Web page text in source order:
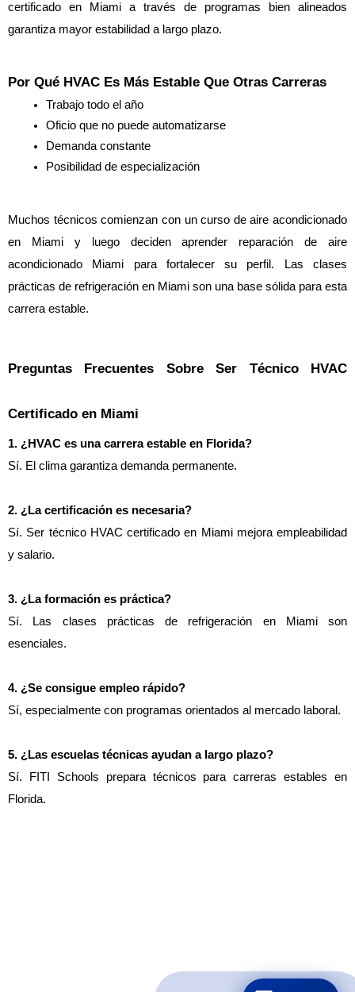
certificado en Miami a través de programas bien alineados
garantiza mayor estabilidad a largo plazo.
Por Qué HVAC Es Más Estable Que Otras Carreras
Trabajo todo el año
Oficio que no puede automatizarse
Demanda constante
Posibilidad de especialización
Muchos técnicos comienzan con un curso de aire acondicionado
en Miami y luego deciden aprender reparación de aire
acondicionado Miami para fortalecer su perfil. Las clases
prácticas de refrigeración en Miami son una base sólida para esta
carrera estable.
Preguntas Frecuentes Sobre Ser Técnico HVAC
Certificado en Miami
1. ¿HVAC es una carrera estable en Florida?
Sí. El clima garantiza demanda permanente.
2. ¿La certificación es necesaria?
Sí. Ser técnico HVAC certificado en Miami mejora empleabilidad
y salario.
3. ¿La formación es práctica?
Sí. Las clases prácticas de refrigeración en Miami son
esenciales.
4. ¿Se consigue empleo rápido?
Sí, especialmente con programas orientados al mercado laboral.
5. ¿Las escuelas técnicas ayudan a largo plazo?
Sí. FITI Schools prepara técnicos para carreras estables en
Florida.